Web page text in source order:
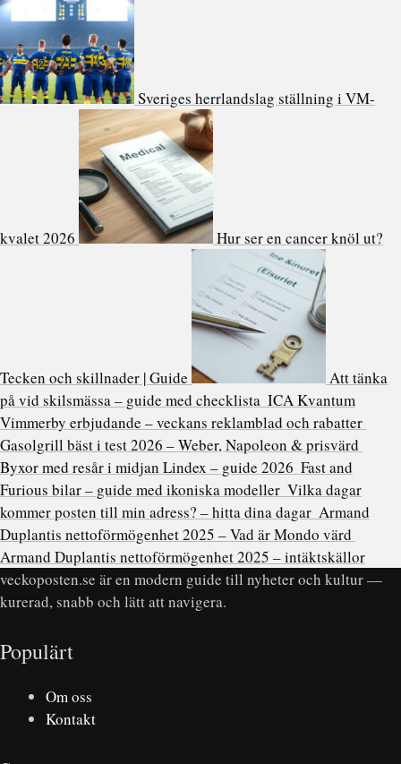
Sveriges herrlandslag ställning i VM-
kvalet 2026 Hur ser en cancer knöl ut?
Tecken och skillnader | Guide
Att tänka
på vid skilsmässa – guide med checklista ICA Kvantum
Vimmerby erbjudande – veckans reklamblad och rabatter
Gasolgrill bäst i test 2026 – Weber, Napoleon & prisvärd
Byxor med resår i midjan Lindex – guide 2026 Fast and
Furious bilar – guide med ikoniska modeller Vilka dagar
kommer posten till min adress? – hitta dina dagar Armand
Duplantis nettoförmögenhet 2025 – Vad är Mondo värd
Armand Duplantis nettoförmögenhet 2025 – intäktskällor
veckoposten.se är en modern guide till nyheter och kultur —
kurerad, snabb och lätt att navigera.
Populärt
Om oss
Kontakt